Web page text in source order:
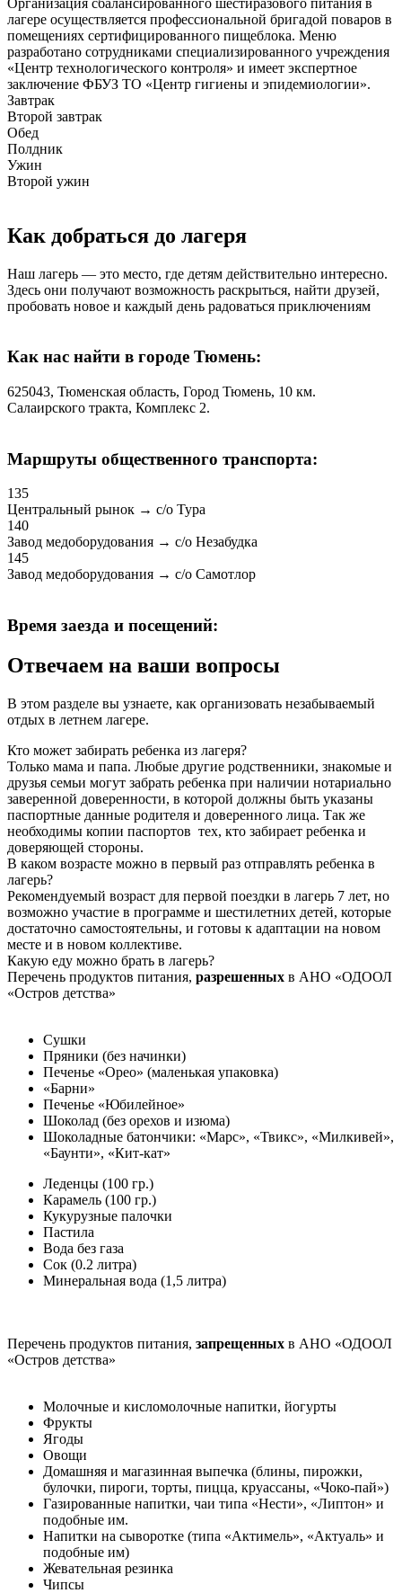
лагере осуществляется профессиональной бригадой поваров в
помещениях сертифицированного пищеблока. Меню
разработано сотрудниками специализированного учреждения
«Центр технологического контроля» и имеет экспертное
заключение ФБУЗ ТО «Центр гигиены и эпидемиологии».
Завтрак
Второй завтрак
Обед
Полдник
Ужин
Второй ужин
Как добраться до лагеря
Наш лагерь — это место, где детям действительно интересно.
Здесь они получают возможность раскрыться, найти друзей,
пробовать новое и каждый день радоваться приключениям
Как нас найти в городе Тюмень:
625043, Тюменская область, Город Тюмень, 10 км.
Салаирского тракта, Комплекс 2.
Маршруты общественного транспорта:
135
Центральный рынок → с/о Тура
140
Завод медоборудования → с/о Незабудка
145
Завод медоборудования → с/о Самотлор
Время заезда и посещений:
Отвечаем на ваши вопросы
В этом разделе вы узнаете, как организовать незабываемый
отдых в летнем лагере.
Кто может забирать ребенка из лагеря?
Только мама и папа. Любые другие родственники, знакомые и
друзья семьи могут забрать ребенка при наличии нотариально
заверенной доверенности, в которой должны быть указаны
паспортные данные родителя и доверенного лица. Так же
необходимы копии паспортов тех, кто забирает ребенка и
доверяющей стороны.
В каком возрасте можно в первый раз отправлять ребенка в
лагерь?
Рекомендуемый возраст для первой поездки в лагерь 7 лет, но
возможно участие в программе и шестилетних детей, которые
достаточно самостоятельны, и готовы к адаптации на новом
месте и в новом коллективе.
Какую еду можно брать в лагерь?
Перечень продуктов питания, разрешенных в АНО «ОДООЛ
«Остров детства»
Сушки
Пряники (без начинки)
Печенье «Орео» (маленькая упаковка)
«Барни»
Печенье «Юбилейное»
Шоколад (без орехов и изюма)
Шоколадные батончики: «Марс», «Твикс», «Милкивей»,
«Баунти», «Кит-кат»
Леденцы (100 гр.)
Карамель (100 гр.)
Кукурузные палочки
Пастила
Вода без газа
Сок (0.2 литра)
Минеральная вода (1,5 литра)
Перечень продуктов питания, запрещенных в АНО «ОДООЛ
«Остров детства»
Молочные и кисломолочные напитки, йогурты
Фрукты
Ягоды
Овощи
Домашняя и магазинная выпечка (блины, пирожки,
булочки, пироги, торты, пицца, круассаны, «Чоко-пай»)
Газированные напитки, чаи типа «Нести», «Липтон» и
подобные им.
Напитки на сыворотке (типа «Актимель», «Актуаль» и
подобные им)
Жевательная резинка
Чипсы